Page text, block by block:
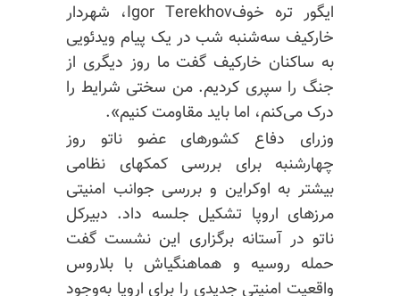
ایگور تره خوفIgor Terekhov، شهردار
خارکیف سه‌شنبه شب در یک پیام ویدئویی
به ساکنان خارکیف گفت ما روز دیگری از
جنگ را سپری کردیم. من سختی شرایط را
درک می‌کنم، اما باید مقاومت کنیم».
وزرای دفاع کشورهای عضو ناتو روز
چهارشنبه برای بررسی کمکهای نظامی
بیشتر به اوکراین و بررسی جوانب امنیتی
مرزهای اروپا تشکیل جلسه داد. دبیرکل
ناتو در آستانه برگزاری این نشست گفت
حمله روسیه و هماهنگیاش با بلاروس
واقعیت امنیتی جدیدی را برای اروپا به‌وجود